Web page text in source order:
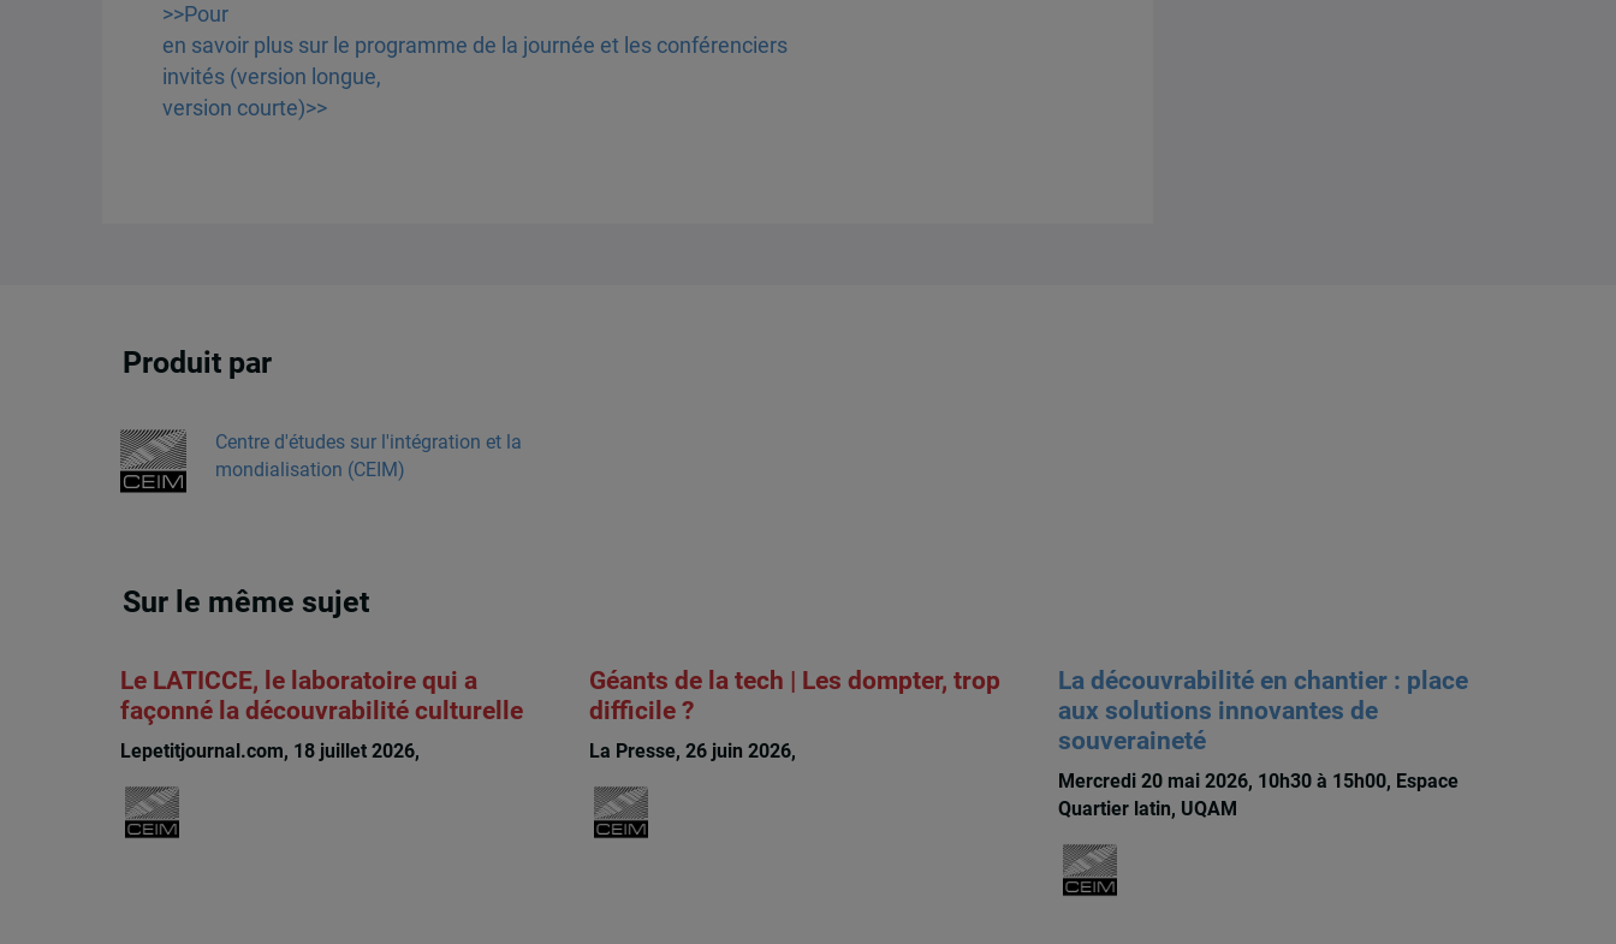
>>Pour
en savoir plus sur le programme de la journée et les conférenciers
invités (version longue,
version courte)>>
Produit par
Centre d'études sur l'intégration et la
mondialisation (CEIM)
Sur le même sujet
Le LATICCE, le laboratoire qui a
façonné la découvrabilité culturelle
Lepetitjournal.com, 18 juillet 2026,
Géants de la tech | Les dompter, trop
difficile ?
La Presse, 26 juin 2026,
La découvrabilité en chantier : place
aux solutions innovantes de
souveraineté
Mercredi 20 mai 2026, 10h30 à 15h00, Espace
Quartier latin, UQAM